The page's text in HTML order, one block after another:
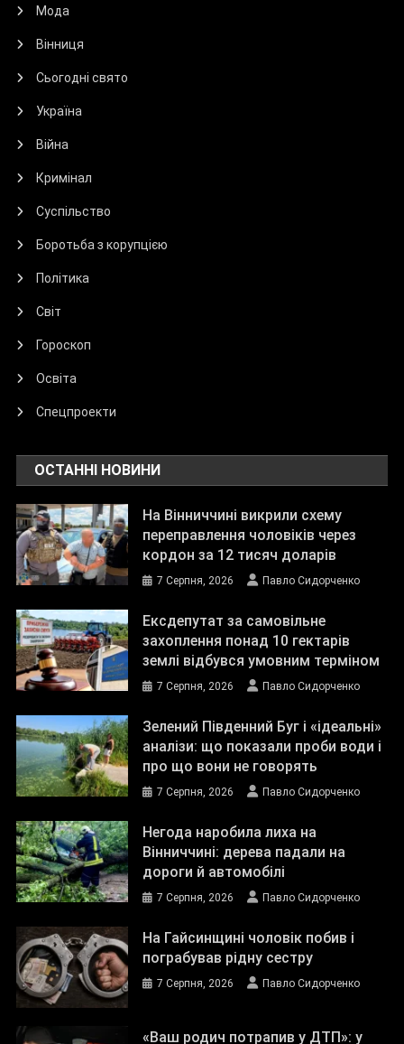
Мода
Вінниця
Сьогодні свято
Україна
Війна
Кримінал
Суспільство
Боротьба з корупцією
Політика
Світ
Гороскоп
Освіта
Спецпроекти
ОСТАННІ НОВИНИ
На Вінниччині викрили схему
переправлення чоловіків через
кордон за 12 тисяч доларів
7 Серпня, 2026 Павло Сидорченко
Ексдепутат за самовільне
захоплення понад 10 гектарів
землі відбувся умовним терміном
7 Серпня, 2026 Павло Сидорченко
Зелений Південний Буг і «ідеальні»
аналізи: що показали проби води і
про що вони не говорять
7 Серпня, 2026 Павло Сидорченко
Негода наробила лиха на
Вінниччині: дерева падали на
дороги й автомобілі
7 Серпня, 2026 Павло Сидорченко
На Гайсинщині чоловік побив і
пограбував рідну сестру
7 Серпня, 2026 Павло Сидорченко
«Ваш родич потрапив у ДТП»: у